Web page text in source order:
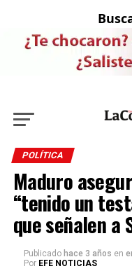
POLÍTICA
Maduro
“tenido un
que señalen a
Publicado hace 3 años en
Por EFE NOTICIAS